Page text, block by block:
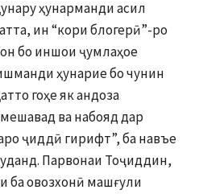
ҳунарманди асил
ин “кори блогерӣ”-ро
бо иншои ҷумлаҳое
ҳунарие бо чунин
гоҳе як андоза
ва набояд дар
ҷиддӣ гирифт”, ба навъе
Парвонаи Тоҷиддин,
ба овозхонӣ машғули